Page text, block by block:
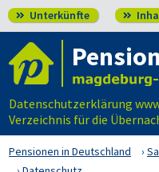
 Unterkünfte 
Datenschutzerklärung
Verzeichnis für die
Pensionen in Deutschland